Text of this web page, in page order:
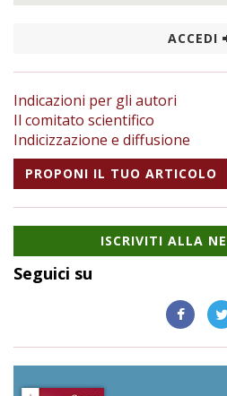
ACCEDI
Indicazioni per gli autori
Il comitato scientifico
Indicizzazione e diffusione
PROPONI IL TUO ARTICOLO
ISCRIVITI ALLA
Seguici su